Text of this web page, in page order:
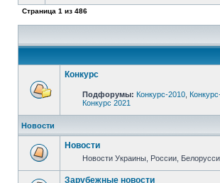
Страница 1 из 486
Конкурс
Подфорумы: Конкурс-2010
Конкурс 2021
Новости
Новости
Новости Украины, России,
Зарубежные новости